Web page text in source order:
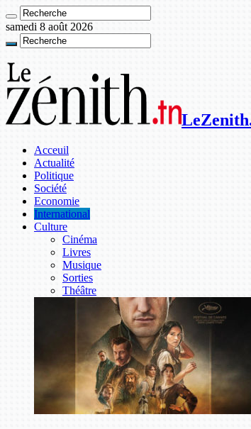
samedi 8 août 2026
Acceuil
Actualité
Politique
Société
Economie
International
Culture
Cinéma
Livres
Musique
Sorties
Théâtre